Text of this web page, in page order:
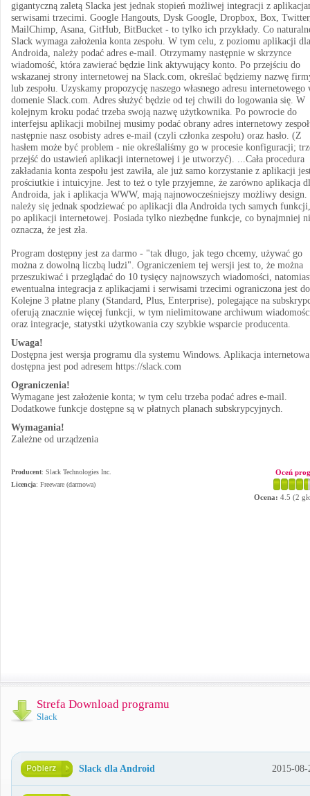
gigantyczną zaletą Slacka jest jednak stopień możliwej integracji z
serwisami trzecimi. Google Hangouts, Dysk Google, Dropbox, Box,
MailChimp, Asana, GitHub, BitBucket - to tylko ich przykłady. Co
Slack wymaga założenia konta zespołu. W tym celu, z poziomu aplikacji dla
Androida, należy podać adres e-mail. Otrzymamy następnie w skrzynce
wiadomość, która zawierać będzie link aktywujący konto. Po przejściu do
wskazanej strony internetowej na Slack.com, określać będziemy nazwę
lub zespołu. Uzyskamy propozycję naszego własnego adresu internetowego
domenie Slack.com. Adres służyć będzie od tej chwili do logowania się. W
kolejnym kroku podać trzeba swoją nazwę użytkownika. Po powrocie do
interfejsu aplikacji mobilnej musimy podać obrany adres internetowy
następnie nasz osobisty adres e-mail (czyli członka zespołu) oraz hasło. (Z
hasłem może być problem - nie określaliśmy go w procesie konfiguracji;
przejść do ustawień aplikacji internetowej i je utworzyć). ...Cała procedura
zakładania konta zespołu jest zawiła, ale już samo korzystanie z aplikacji
prościutkie i intuicyjne. Jest to też o tyle przyjemne, że zarówno aplikacja
Androida, jak i aplikacja WWW, mają najnowocześniejszy możliwy design.
należy się jednak spodziewać po aplikacji dla Androida tych samych
po aplikacji internetowej. Posiada tylko niezbędne funkcje, co bynajmniej
oznacza, że jest zła.
Program dostępny jest za darmo - "tak długo, jak tego chcemy, używać go
można z dowolną liczbą ludzi". Ograniczeniem tej wersji jest to, że można
przeszukiwać i przeglądać do 10 tysięcy najnowszych wiadomości,
ewentualna integracja z aplikacjami i serwisami trzecimi ograniczona jest
Kolejne 3 płatne plany (Standard, Plus, Enterprise), polegające na
oferują znacznie więcej funkcji, w tym nielimitowane archiwum
oraz integracje, statystki użytkowania czy szybkie wsparcie producenta.
Uwaga!
Dostępna jest wersja programu dla systemu Windows. Aplikacja internetowa
dostępna jest pod adresem https://slack.com
Ograniczenia!
Wymagane jest założenie konta; w tym celu trzeba podać adres e-mail.
Dodatkowe funkcje dostępne są w płatnych planach subskrypcyjnych.
Wymagania!
Zależne od urządzenia
Producent: Slack Technologies Inc.
Licencja: Freeware (darmowa)
Oceń
Ocena: 4.5 (2
Strefa Download programu
Slack
Slack dla Android 2015-08-